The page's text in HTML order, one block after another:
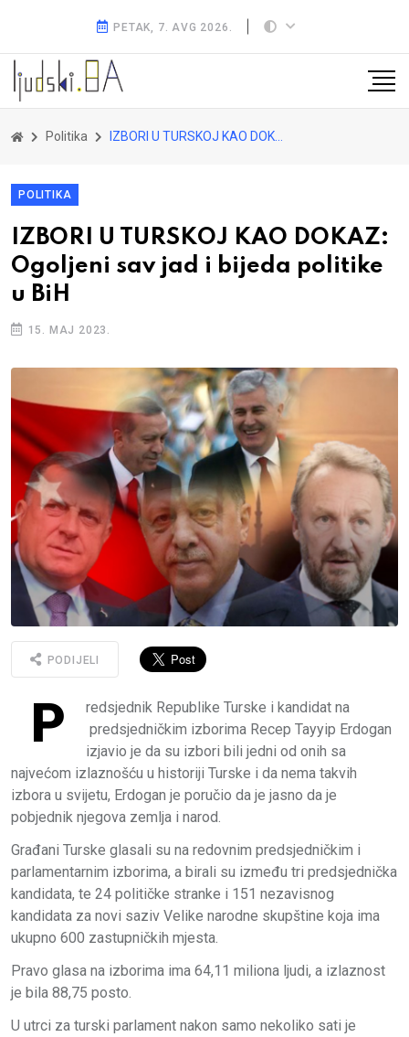
PETAK, 7. AVG 2026.
Politika IZBORI U TURSKOJ KAO DOKAZ: Ogoljeni sav jad i bijeda politike u BiH
POLITIKA
IZBORI U TURSKOJ KAO DOKAZ:
Ogoljeni sav jad i bijeda politike
u BiH
15. MAJ 2023.
PODIJELI
P
redsjednik Republike Turske i kandidat na
predsjedničkim izborima Recep Tayyip Erdogan
izjavio je da su izbori bili jedni od onih sa
najvećom izlaznošću u historiji Turske i da nema takvih
izbora u svijetu, Erdogan je poručio da je jasno da je
pobjednik njegova zemlja i narod.
Građani Turske glasali su na redovnim predsjedničkim i
parlamentarnim izborima, a birali su između tri predsjednička
kandidata, te 24 političke stranke i 151 nezavisnog
kandidata za novi saziv Velike narodne skupštine koja ima
ukupno 600 zastupničkih mjesta.
Pravo glasa na izborima ima 64,11 miliona ljudi, a izlaznost
je bila 88,75 posto.
U utrci za turski parlament nakon samo nekoliko sati je